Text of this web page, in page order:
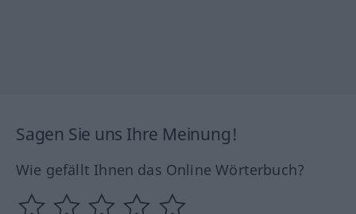
Sagen Sie uns Ihre Meinung!
Wie gefällt Ihnen das Online Wörterbuch?